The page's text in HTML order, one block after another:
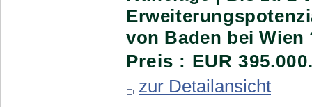
von Baden bei Wien
Preis : EUR
zur Detailansicht